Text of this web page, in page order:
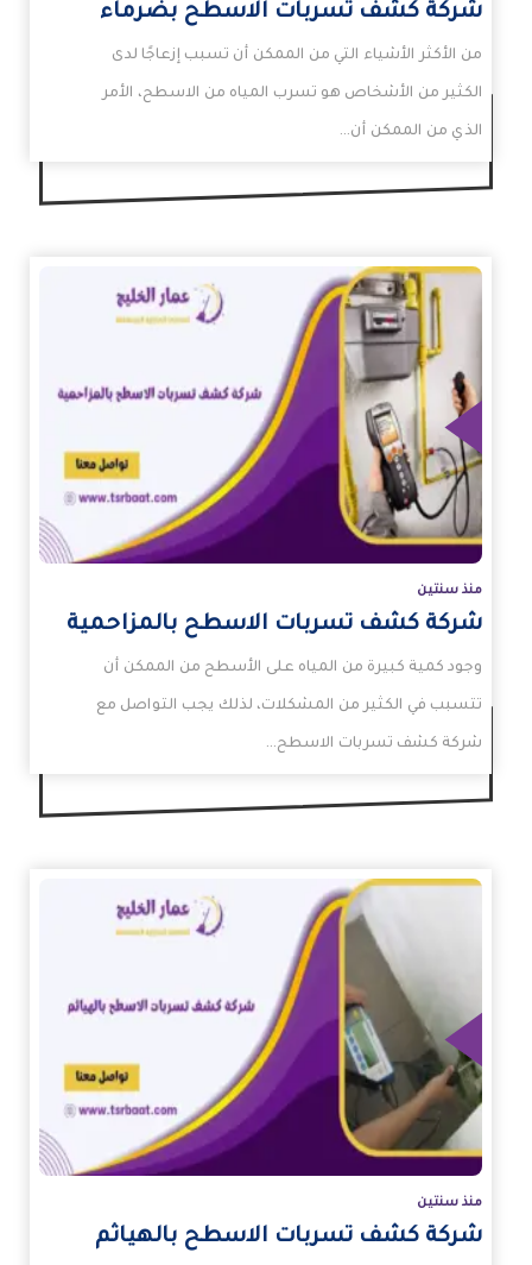
شركة كشف تسربات الاسطح بضرماء
من الأكثر الأشياء التي من الممكن أن تسبب إزعاجًا لدى
الكثير من الأشخاص هو تسرب المياه من الاسطح، الأمر
الذي من الممكن أن…
منذ سنتين
شركة كشف تسربات الاسطح بالمزاحمية
وجود كمية كبيرة من المياه على الأسطح من الممكن أن
تتسبب في الكثير من المشكلات، لذلك يجب التواصل مع
شركة كشف تسربات الاسطح…
منذ سنتين
شركة كشف تسربات الاسطح بالهياثم